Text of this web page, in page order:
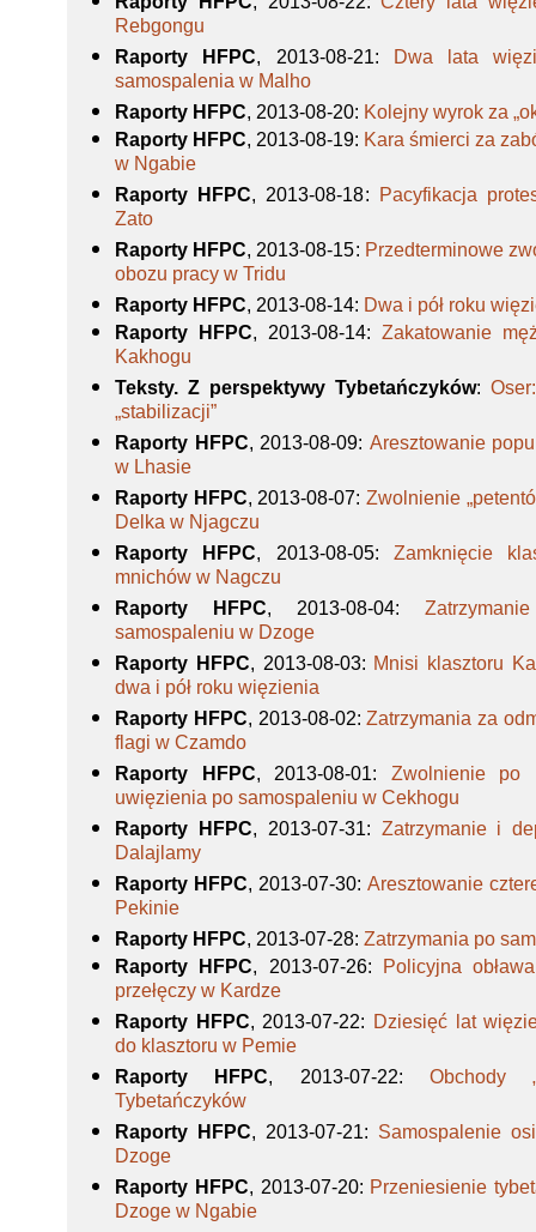
Rebgongu
Raporty HFPC, 2013-08-21: Dwa lata
samospalenia w Malho
Raporty HFPC, 2013-08-20: Kolejny wyrok za
Raporty HFPC, 2013-08-19: Kara śmierci za
w Ngabie
Raporty HFPC, 2013-08-18: Pacyfikacja
Zato
Raporty HFPC, 2013-08-15: Przedterminowe
obozu pracy w Tridu
Raporty HFPC, 2013-08-14: Dwa i pół roku
Raporty HFPC, 2013-08-14:Zakatowanie
Kakhogu
Teksty. Z perspektywy Tybetańczyków:
„stabilizacji”
Raporty HFPC, 2013-08-09: Aresztowanie
w Lhasie
Raporty HFPC, 2013-08-07:Zwolnienie
Delka w Njagczu
Raporty HFPC, 2013-08-05: Zamknięcie
mnichów w Nagczu
Raporty HFPC, 2013-08-04:
samospaleniu w Dzoge
Raporty HFPC, 2013-08-03: Mnisi klasztoru
dwa i pół roku więzienia
Raporty HFPC, 2013-08-02:Zatrzymania za
flagi w Czamdo
Raporty HFPC, 2013-08-01: Zwolnienie po
uwięzienia po samospaleniu w Cekhogu
Raporty HFPC, 2013-07-31: Zatrzymanie i
Dalajlamy
Raporty HFPC, 2013-07-30:Aresztowanie
Pekinie
Raporty HFPC, 2013-07-28:Zatrzymania po
Raporty HFPC, 2013-07-26: Policyjna
przełęczy w Kardze
Raporty HFPC, 2013-07-22: Dziesięć lat
do klasztoru w Pemie
Raporty HFPC, 2013-07-22: Obchody
Tybetańczyków
Raporty HFPC, 2013-07-21: Samospalenie
Dzoge
Raporty HFPC, 2013-07-20: Przeniesienie
Dzoge w Ngabie